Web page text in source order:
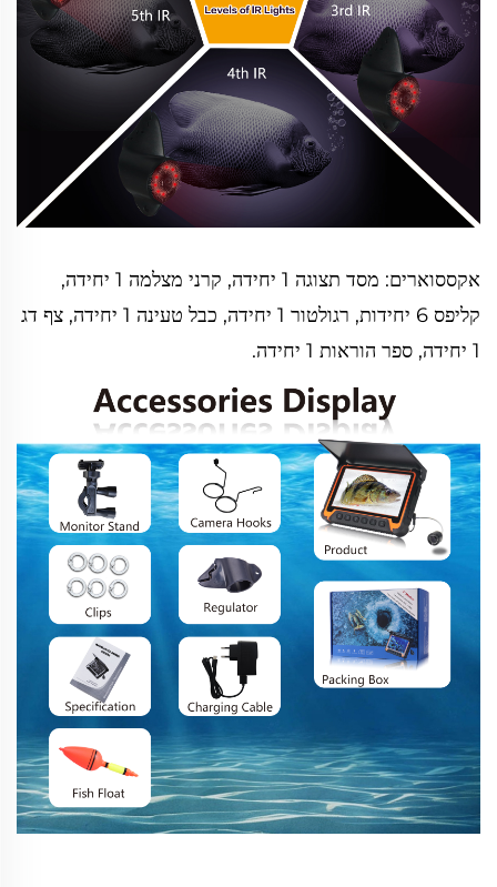
אקססוארים: מסד תצוגה 1 יחידה, קרני מצלמה 1 יחידה,
קליפס 6 יחידות, רגולטור 1 יחידה, כבל טעינה 1 יחידה, צף דג
1 יחידה, ספר הוראות 1 יחידה.